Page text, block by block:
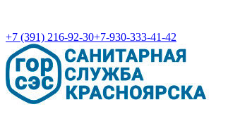
+7 (391) 216-92-30+7-930-333-41-42